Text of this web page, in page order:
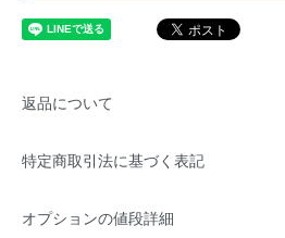
返品について
特定商取引法に基づく表記
オプションの値段詳細